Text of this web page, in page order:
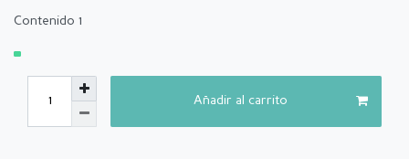
Contenido 1
Añadir al carrito